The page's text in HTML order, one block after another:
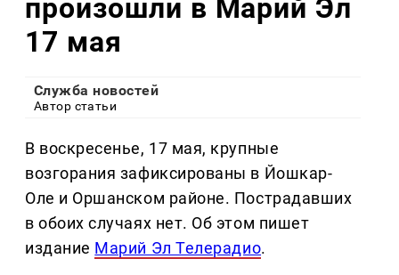
произошли в Марий Эл
17 мая
Служба новостей
Автор статьи
В воскресенье, 17 мая, крупные
возгорания зафиксированы в Йошкар-
Оле и Оршанском районе. Пострадавших
в обоих случаях нет. Об этом пишет
издание Марий Эл Телерадио.